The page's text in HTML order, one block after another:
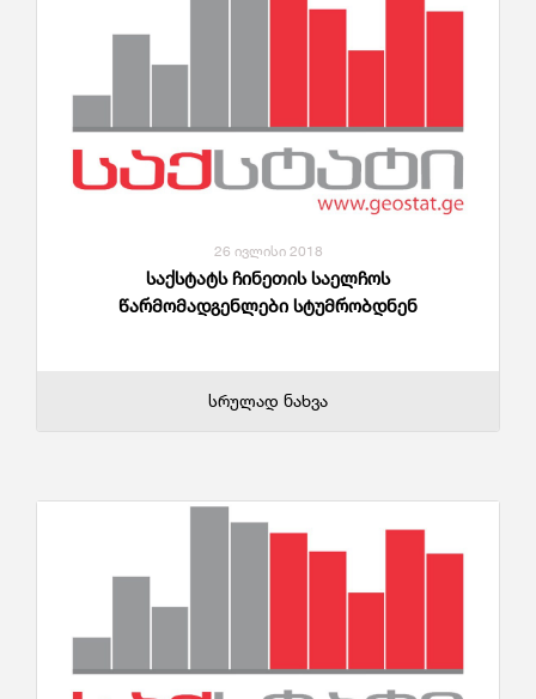
26 ივლისი 2018
საქსტატს ჩინეთის საელჩოს
წარმომადგენლები სტუმრობდნენ
სრულად ნახვა